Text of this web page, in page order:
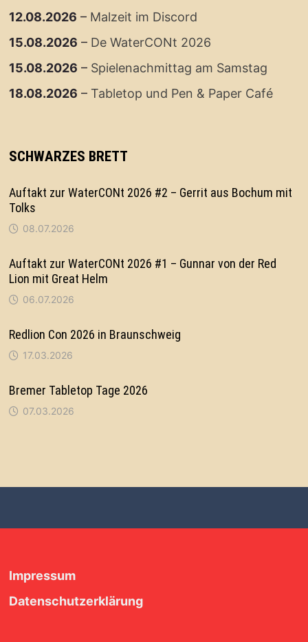
12.08.2026 – Malzeit im Discord
15.08.2026 – De WaterCONt 2026
15.08.2026 – Spielenachmittag am Samstag
18.08.2026 – Tabletop und Pen & Paper Café
SCHWARZES BRETT
Auftakt zur WaterCONt 2026 #2 – Gerrit aus Bochum mit
Tolks
08.07.2026
Auftakt zur WaterCONt 2026 #1 – Gunnar von der Red
Lion mit Great Helm
06.07.2026
Redlion Con 2026 in Braunschweig
17.03.2026
Bremer Tabletop Tage 2026
07.03.2026
Impressum
Datenschutzerklärung